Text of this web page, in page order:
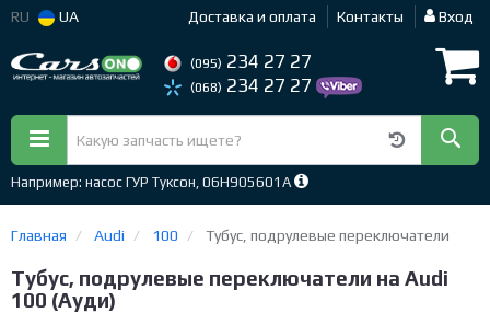
RU UA Доставка и оплата Контакты Вход
(095) 234 27 27
(068) 234 27 27
Например: насос ГУР Туксон, 06H905601A
Главная Audi 100 Тубус, подрулевые переключатели
Тубус, подрулевые переключатели на Audi
100 (Ауди)